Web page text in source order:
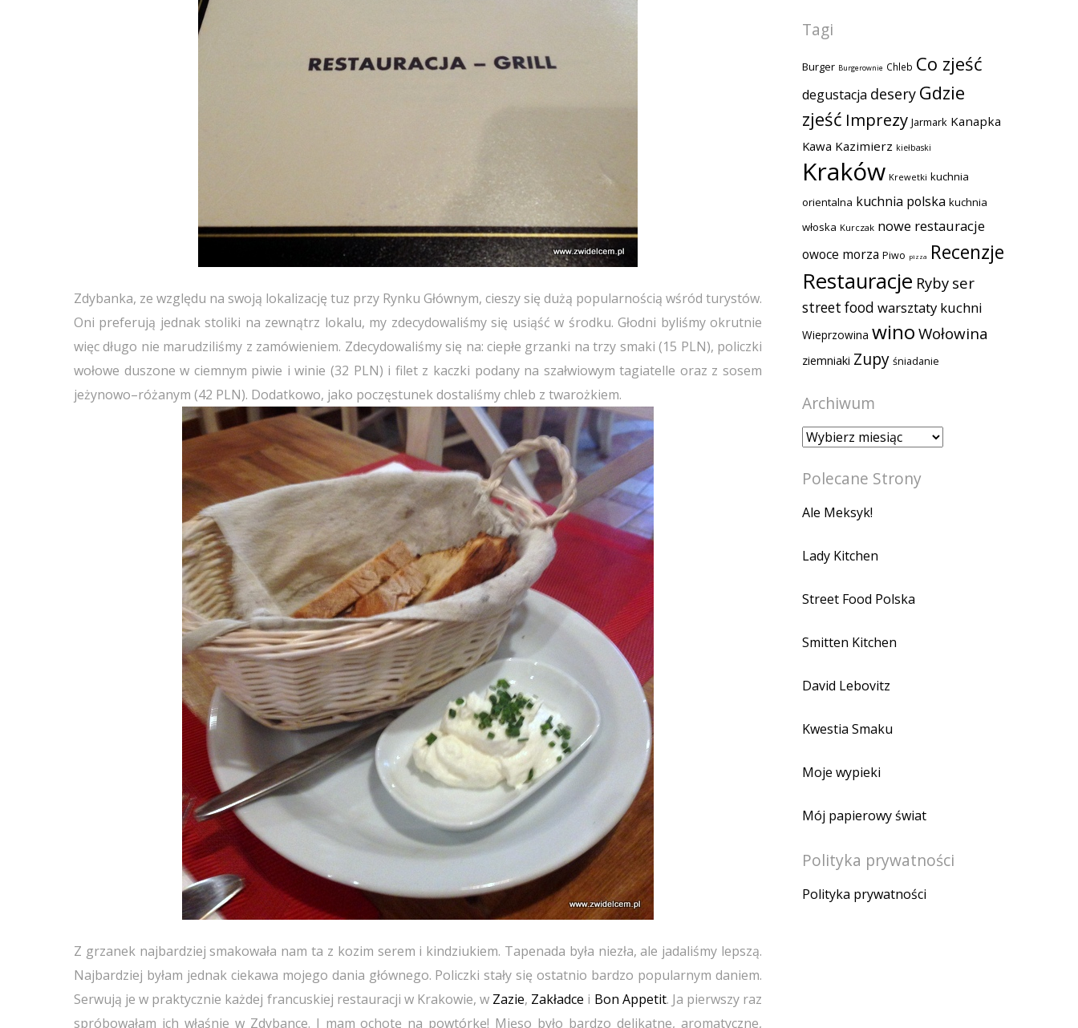
Zdybanka, ze względu na swoją lokalizację tuz przy Rynku Głównym, cieszy się dużą popularnością wśród turystów.
Oni preferują jednak stoliki na zewnątrz lokalu, my zdecydowaliśmy się usiąść w środku. Głodni byliśmy okrutnie
więc długo nie marudziliśmy z zamówieniem. Zdecydowaliśmy się na: ciepłe grzanki na trzy smaki (15 PLN), policzki
wołowe duszone w ciemnym piwie i winie (32 PLN) i filet z kaczki podany na szałwiowym tagiatelle oraz z sosem
jeżynowo–różanym (42 PLN). Dodatkowo, jako poczęstunek dostaliśmy chleb z twarożkiem.
Z grzanek najbardziej smakowała nam ta z kozim serem i kindziukiem. Tapenada była niezła, ale jadaliśmy lepszą.
Najbardziej byłam jednak ciekawa mojego dania głównego. Policzki stały się ostatnio bardzo popularnym daniem.
Serwują je w praktycznie każdej francuskiej restauracji w Krakowie, w Zazie, Zakładce i Bon Appetit. Ja pierwszy raz
spróbowałam ich właśnie w Zdybance. I mam ochotę na powtórkę! Mięso było bardzo delikatne, aromatyczne,
Tagi
Burger Burgerownie Chleb Co zjeść
degustacja desery Gdzie
zjeść Imprezy Jarmark Kanapka
Kawa Kazimierz kiełbaski
Kraków Krewetki kuchnia
orientalna kuchnia polska kuchnia
włoska Kurczak nowe restauracje
owoce morza Piwo pizza Recenzje
Restauracje Ryby ser
street food warsztaty kuchni
Wieprzowina winoWołowina
ziemniaki Zupy śniadanie
Archiwum
Archiwum
Polecane Strony
Ale Meksyk!
Lady Kitchen
Street Food Polska
Smitten Kitchen
David Lebovitz
Kwestia Smaku
Moje wypieki
Mój papierowy świat
Polityka prywatności
Polityka prywatności